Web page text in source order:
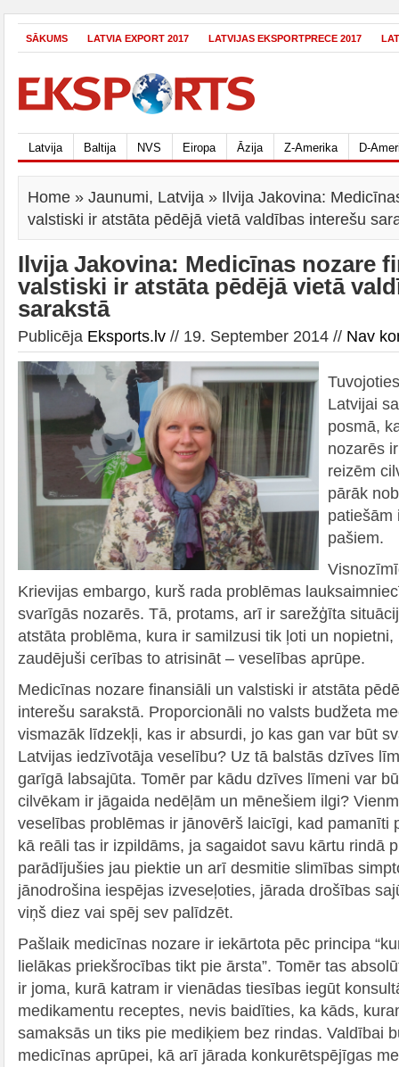
SĀKUMS LATVIA EXPORT 2017 LATVIJAS EKSPORTPRECE 2017
Latvija Baltija NVS Eiropa Āzija Z-Amerika D-
Home » Jaunumi, Latvija » Ilvija Jakovina:
valstiski ir atstāta pēdējā vietā valdības interešu
Ilvija Jakovina: Medicīnas nozare
valstiski ir atstāta pēdējā vietā
sarakstā
Publicēja Eksports.lv // 19. September 2014 // Nav
Latvijai
posmā,
nozarēs
reizēm
pārāk
patiešām
pašiem.
Krievijas embargo, kurš rada problēmas
svarīgās nozarēs. Tā, protams, arī ir sarežģīta
atstāta problēma, kura ir samilzusi tik ļoti un
zaudējuši cerības to atrisināt – veselības aprūpe.
Medicīnas nozare finansiāli un valstiski ir atstāta
interešu sarakstā. Proporcionāli no valsts budžeta
vismazāk līdzekļi, kas ir absurdi, jo kas gan var būt
Latvijas iedzīvotāja veselību? Uz tā balstās dzīves
garīgā labsajūta. Tomēr par kādu dzīves līmeni var
cilvēkam ir jāgaida nedēļām un mēnešiem ilgi?
veselības problēmas ir jānovērš laicīgi, kad pamanīti
kā reāli tas ir izpildāms, ja sagaidot savu kārtu rindā
parādījušies jau piektie un arī desmitie slimības
jānodrošina iespējas izveseļoties, jārada drošības
viņš diez vai spēj sev palīdzēt.
Pašlaik medicīnas nozare ir iekārtota pēc principa
lielākas priekšrocības tikt pie ārsta”. Tomēr tas
ir joma, kurā katram ir vienādas tiesības iegūt
medikamentu receptes, nevis baidīties, ka kāds,
samaksās un tiks pie mediķiem bez rindas. Valdībai
medicīnas aprūpei, kā arī jārada konkurētspējīgas